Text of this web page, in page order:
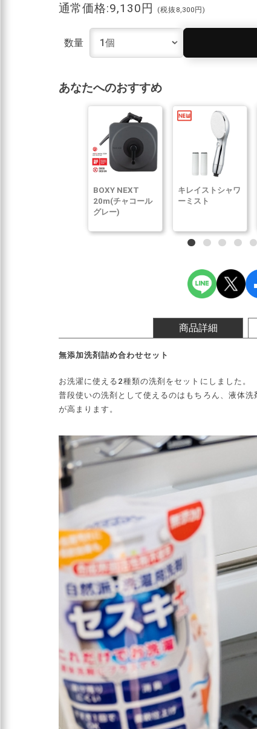
通常価格:9,130円 (税抜8,300円)
数量
あなたへのおすすめ
BOXY NEXT
20m(チャコール
グレー)
キレイストシャワ
ーミスト
商品詳細
無添加洗剤詰め合わせセット
お洗濯に使える2種類の洗剤をセットにしました。
普段使いの洗剤として使えるのはもちろん、液体
が高まります。